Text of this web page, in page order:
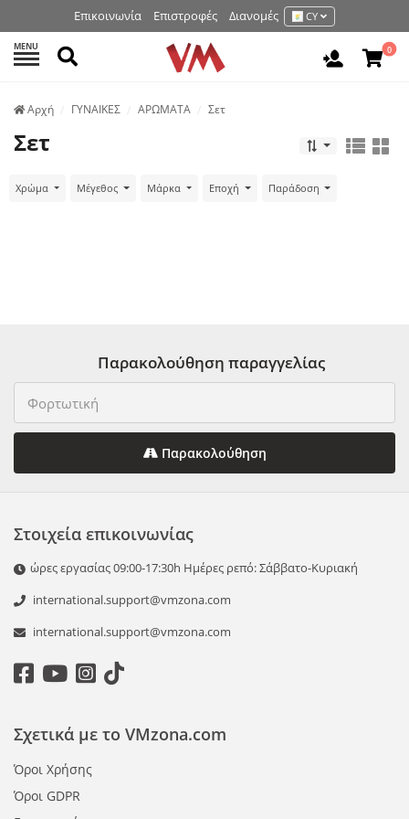
Επικοινωνία Επιστροφές Διανομές CY
MENU Αναζήτηση 0
Аρχή ΓΥΝΑΙΚΕΣ ΑΡΩΜΑΤΑ Σετ
Σετ
Χρώμα Μέγεθος Μάρκα Εποχή Παράδοση
Παρακολούθηση παραγγελίας
Παρακολούθηση
Στοιχεία επικοινωνίας
ώρες εργασίας 09:00-17:30h Ημέρες ρεπό: Σάββατο-Κυριακή
international.support@vmzona.com
international.support@vmzona.com
Σχετικά με το VMzona.com
Όροι Χρήσης
Όροι GDPR